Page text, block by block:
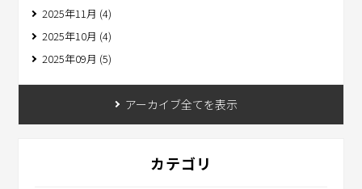
2025年11月 (4)
2025年10月 (4)
2025年09月 (5)
アーカイブ全てを表示
カテゴリ